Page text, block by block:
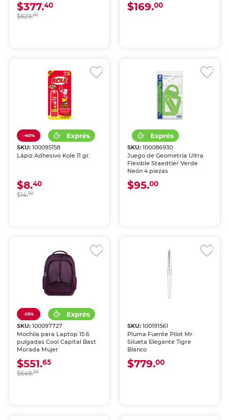
$377.40
$629.00
$169.00
-40%
SKU:100095158
Lápiz Adhesivo Kole 11 gr.
$8.40
$14.00
SKU: 100086930
Juego de Geometría Ultra
Flexible Staedtler Verde
Neón 4 piezas
$95.00
-15%
SKU:100097727
Mochila para Laptop 15.6
pulgadas Cool Capital Bast
Morada Mujer
$551.65
$649.00
SKU: 100191561
Pluma Fuente Pilot Mr.
Silueta Elegante Tigre
Blanco
$779.00